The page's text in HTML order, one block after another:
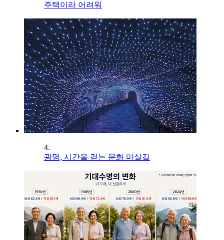
주택이라 어려워
4.
광명, 시간을 걷는 문화 마실길